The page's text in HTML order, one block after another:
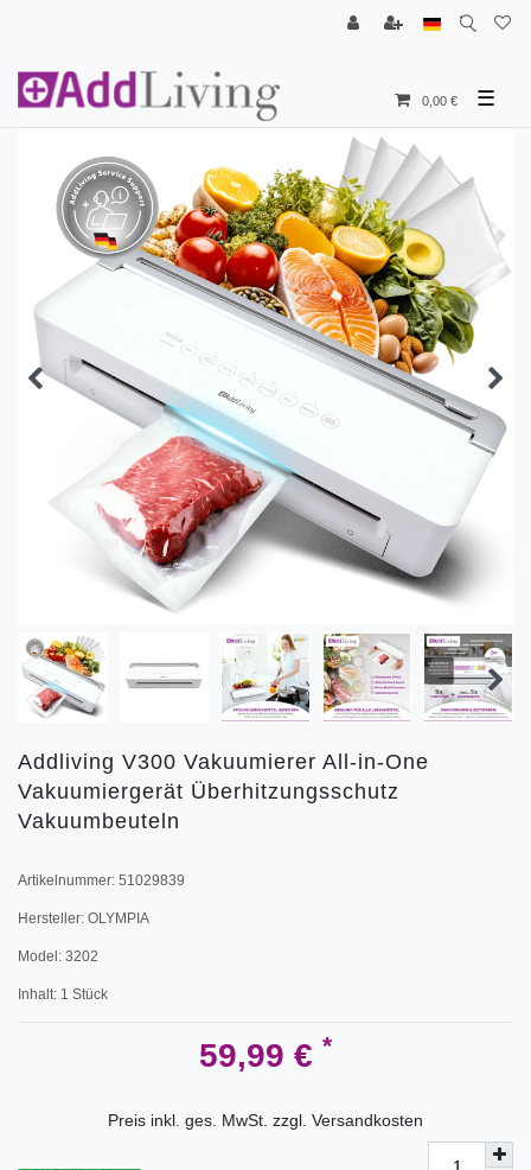
0,00 € ☰
Addliving V300 Vakuumierer All-in-One
Vakuumiergerät Überhitzungsschutz
Vakuumbeuteln
Artikelnummer: 51029839
Hersteller: OLYMPIA
Model: 3202
Inhalt: 1 Stück
59,99 € *
Preis inkl. ges. MwSt. zzgl. Versandkosten